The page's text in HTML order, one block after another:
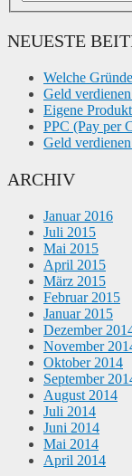
NEUESTE
Welche
Geld
Eigene
PPC (Pay per
Geld
ARCHIV
Januar 2016
Juli 2015
Mai 2015
April 2015
März 2015
Februar 2015
Januar 2015
Dezember
November
Oktober 2014
September
August 2014
Juli 2014
Juni 2014
Mai 2014
April 2014